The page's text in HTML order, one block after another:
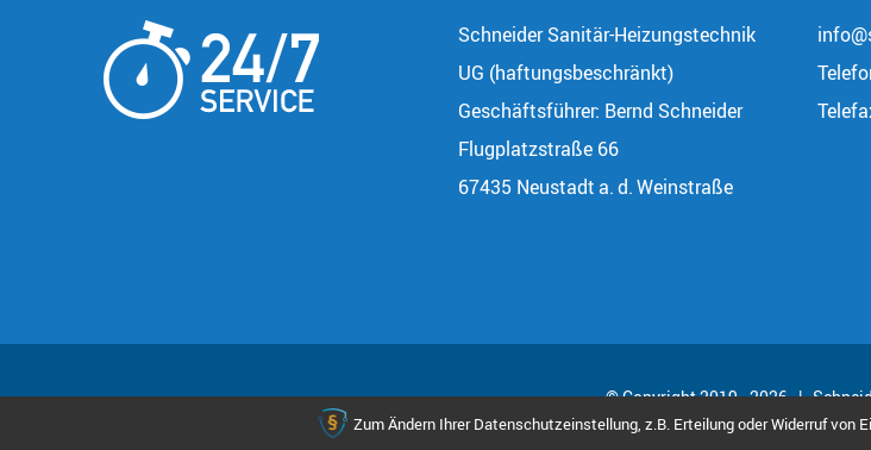
Schneider Sanitär-Heizungstechnik
UG (haftungsbeschränkt)
Geschäftsführer: Bernd Schneider
Flugplatzstraße 66
67435 Neustadt a. d. Weinstraße
© Copyright 2019 -2026 |
Zum Ändern Ihrer Datenschutzeinstellung, z.B. Erteilung oder Widerruf von